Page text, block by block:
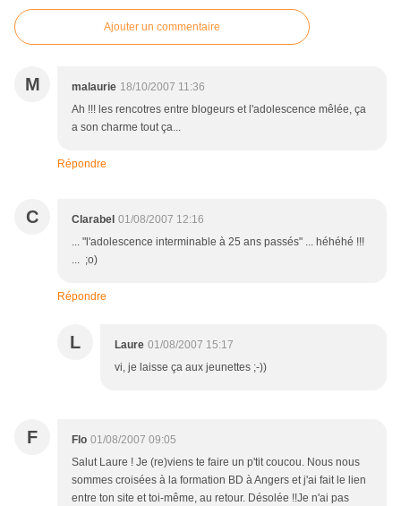
Ajouter un commentaire
M malaurie 18/10/2007 11:36
Ah !!! les rencotres entre blogeurs et l'adolescence mêlée, ça
a son charme tout ça...
Répondre
C Clarabel 01/08/2007 12:16
... "l'adolescence interminable à 25 ans passés" ... héhéhé !!!
... ;o)
Répondre
L Laure 01/08/2007 15:17
vi, je laisse ça aux jeunettes ;-))
F Flo 01/08/2007 09:05
Salut Laure ! Je (re)viens te faire un p'tit coucou. Nous nous
sommes croisées à la formation BD à Angers et j'ai fait le lien
entre ton site et toi-même, au retour. Désolée !!Je n'ai pas